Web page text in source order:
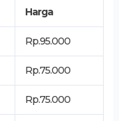
Harga
Rp.95.000
Rp.75.000
Rp.75.000